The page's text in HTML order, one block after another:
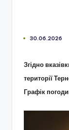
30.06.2026
Згідно
території
Графік